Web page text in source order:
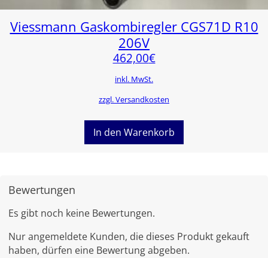
Viessmann Gaskombiregler CGS71D R10
206V
462,00€
inkl. MwSt.
zzgl. Versandkosten
In den Warenkorb
Bewertungen
Es gibt noch keine Bewertungen.
Nur angemeldete Kunden, die dieses Produkt gekauft
haben, dürfen eine Bewertung abgeben.